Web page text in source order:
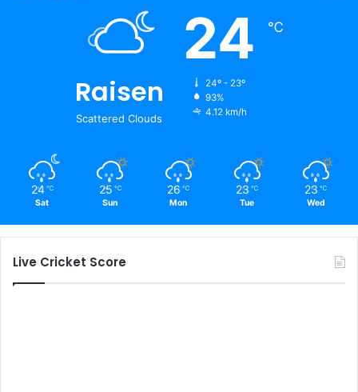
Raisen
Scattered Clouds
24 ℃
24º - 23º
93%
4.12 km/h
24 ℃
Sat
25 ℃
Sun
26 ℃
Mon
23 ℃
Tue
23 ℃
Wed
Live Cricket Score